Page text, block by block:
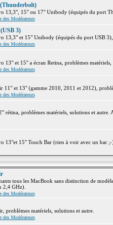
13,3", 15" ou 17" Unibody (équipés du port
des Modérateurs
3)
13,3" et 15" Unibody (équipés du port USB
des Modérateurs
13" et 15" a écran Retina, problèmes matériels,
des Modérateurs
11" et 13" (gamme 2010, 2011 et 2012),
des Modérateurs
rétina, problèmes matériels, solutions et
13"et 15" Touch Bar (rien à voir avec un bar
tous les MacBook sans distinction de
2,4 GHz).
des Modérateurs
problèmes matériels, solutions et autre.
des Modérateurs